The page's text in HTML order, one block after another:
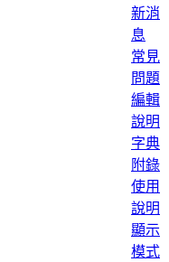
新消
息
常見
問題
編輯
說明
字典
附錄
使用
說明
顯示
模式